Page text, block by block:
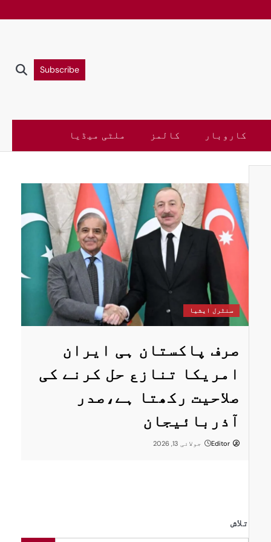
Subscribe
کاروبار کالمز ملٹی میڈیا
سنٹرل ایشیا
صرف پاکستان ہی ایران
امریکا تنازع حل کرنے کی
صلاحیت رکھتا ہے،صدر
آذربائیجان
Editor جولائی 13, 2026
تلاش